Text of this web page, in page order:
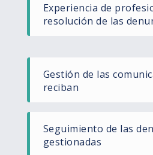
Experiencia de
resolución de las
Gestión de las
reciban
Seguimiento de las
gestionadas